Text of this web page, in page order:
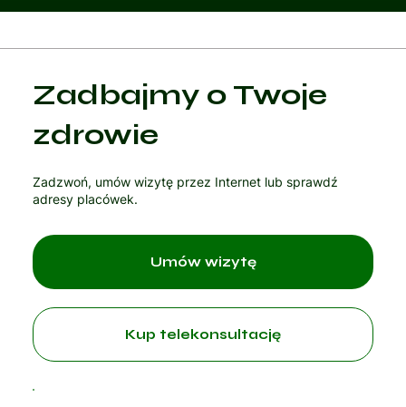
Zadbajmy o Twoje
zdrowie
Zadzwoń, umów wizytę przez Internet lub sprawdź
adresy placówek.
Kup telekonsultację
Umów wizytę